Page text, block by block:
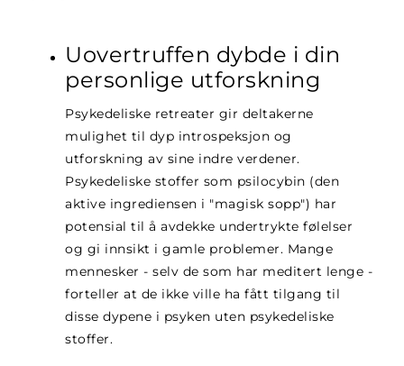
Uovertruffen dybde i din
personlige utforskning
Psykedeliske retreater gir deltakerne
mulighet til dyp introspeksjon og
utforskning av sine indre verdener.
Psykedeliske stoffer som psilocybin (den
aktive ingrediensen i "magisk sopp") har
potensial til å avdekke undertrykte følelser
og gi innsikt i gamle problemer. Mange
mennesker - selv de som har meditert lenge -
forteller at de ikke ville ha fått tilgang til
disse dypene i psyken uten psykedeliske
stoffer.